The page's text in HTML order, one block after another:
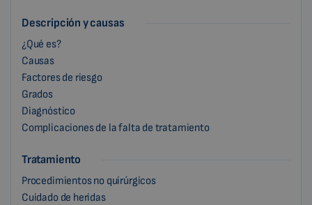
Descripción y causas
¿Qué es?
Causas
Factores de riesgo
Grados
Diagnóstico
Complicaciones de la falta de tratamiento
Tratamiento
Procedimientos no quirúrgicos
Cuidado de heridas